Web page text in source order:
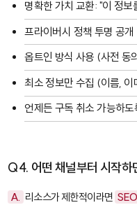
명확한 가치 교환: "이 정
프라이버시 정책 투명 공개
옵트인 방식 사용 (사전 동
최소 정보만 수집 (이름, 이
언제든 구독 취소 가능하도
Q4. 어떤 채널부터 시작하
A. 리소스가 제한적이라면